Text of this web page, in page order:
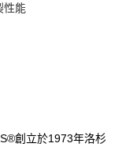
過，訂單將自動取
分期系統評分，恕無
結算日後寄送繳費提
大直營門市／銀行轉
「AFTEE先享後付」
，可透過四大超商／
完成。
性能
創立於1973年洛杉